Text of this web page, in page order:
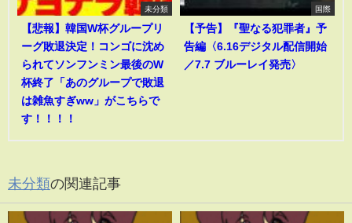
未分類
【悲報】韓国W杯グループリ
ーグ敗退決定！コンゴに沈め
られてソンフンミン最後のW
杯終了「あのグループで敗退
は雑魚すぎww」がこちらで
す！！！！
国際
【予告】『聖なる犯罪者』予
告編〈6.16デジタル配信開始
／7.7 ブルーレイ発売〉
未分類の関連記事